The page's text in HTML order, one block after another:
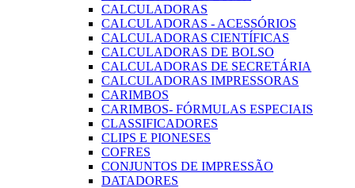
CALCULADORAS
CALCULADORAS - ACESSÓRIOS
CALCULADORAS CIENTÍFICAS
CALCULADORAS DE BOLSO
CALCULADORAS DE SECRETÁRIA
CALCULADORAS IMPRESSORAS
CARIMBOS
CARIMBOS- FÓRMULAS ESPECIAIS
CLASSIFICADORES
CLIPS E PIONESES
COFRES
CONJUNTOS DE IMPRESSÃO
DATADORES